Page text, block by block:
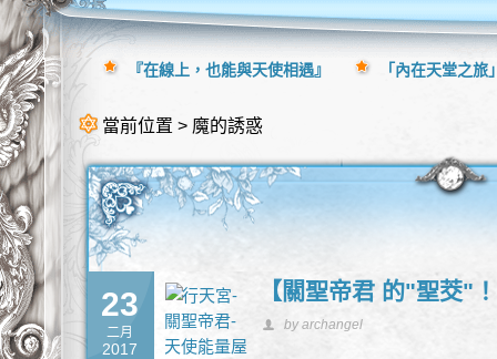
當前位置 > 魔的誘惑
23
二月
2017
【關聖帝君 的"聖茭"
by archangel
『在線上，也能與天使相遇』 「內在天堂之